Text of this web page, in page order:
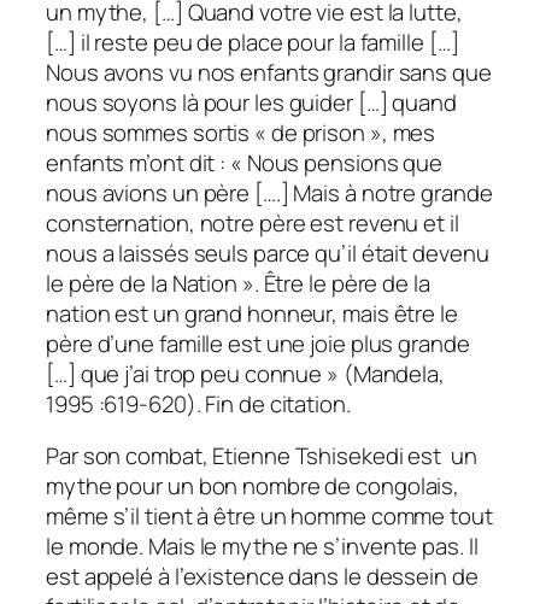
un mythe, […] Quand votre vie est la lutte,
[…] il reste peu de place pour la famille […]
Nous avons vu nos enfants grandir sans que
nous soyons là pour les guider […] quand
nous sommes sortis « de prison », mes
enfants m’ont dit : « Nous pensions que
nous avions un père [….] Mais à notre grande
consternation, notre père est revenu et il
nous a laissés seuls parce qu’il était devenu
le père de la Nation ». Être le père de la
nation est un grand honneur, mais être le
père d’une famille est une joie plus grande
[…] que j’ai trop peu connue » (Mandela,
1995 :619-620). Fin de citation.
Par son combat, Etienne Tshisekedi est un
mythe pour un bon nombre de congolais,
même s’il tient à être un homme comme tout
le monde. Mais le mythe ne s’invente pas. Il
est appelé à l’existence dans le dessein de